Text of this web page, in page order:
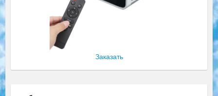
Заказать